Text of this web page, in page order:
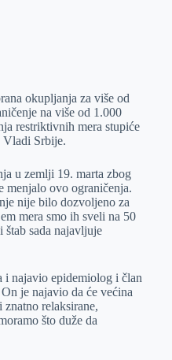
okupljanja za više od
na više od 1.000
restriktivnih mera stupiće
Vladi Srbije.
u zemlji 19. marta zbog
menjalo ovo ograničenja.
nije bilo dozvoljeno za
mera smo ih sveli na 50
sada najavljuje
i najavio epidemiolog i član
je najavio da će većina
relaksirane,
što duže da